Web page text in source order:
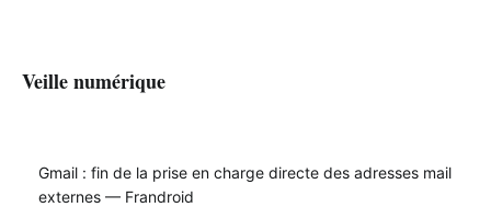
Veille numérique
Gmail : fin de la prise en charge directe des adresses mail
externes — Frandroid